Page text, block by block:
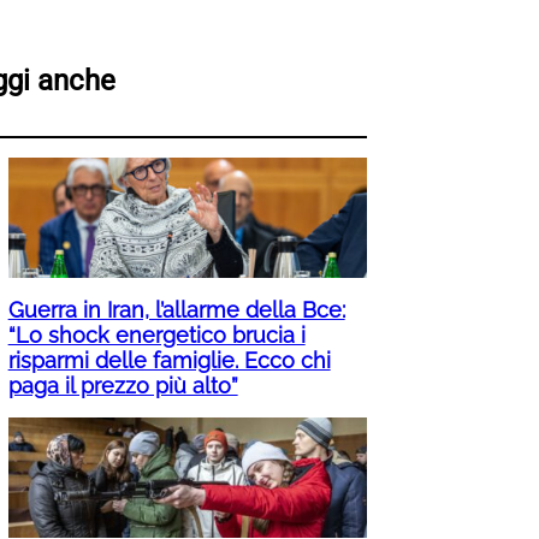
anche
Guerra in Iran, l’allarme della Bce:
“Lo shock energetico brucia i
risparmi delle famiglie. Ecco chi
paga il prezzo più alto”